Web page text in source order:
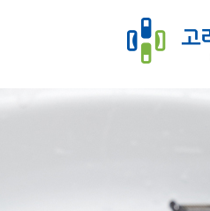
, 생애전환기, 검진, 내과, 위내시경,
과 질환과 암 발생이 꾸준히 증가
니라 개인별 맞춤 검진 프로그
할 수 있었고, 이러한 여러분의 마